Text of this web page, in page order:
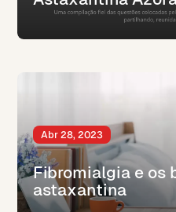
Fibromialgia e os
astaxantina
Abr 28, 2023